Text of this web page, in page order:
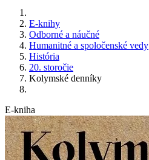
E-knihy
Odborné a náučné
Humanitné a spoločenské vedy
História
20. storočie
Kolymské denníky
E-kniha